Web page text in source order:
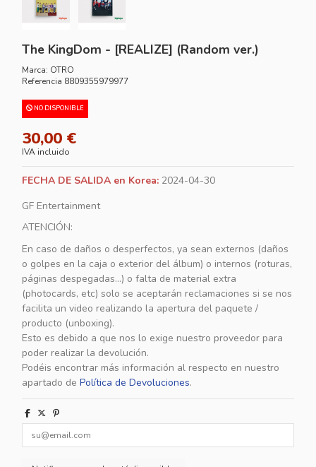
The KingDom - [REALIZE] (Random ver.)
Marca: OTRO
Referencia 8809355979977
NO DISPONIBLE
30,00 €
IVA incluido
FECHA DE SALIDA en Korea: 2024-04-30
GF Entertainment
ATENCIÓN:
En caso de daños o desperfectos, ya sean externos (daños
o golpes en la caja o exterior del álbum) o internos (roturas,
páginas despegadas...) o falta de material extra
(photocards, etc) solo se aceptarán reclamaciones si se nos
facilita un video realizando la apertura del paquete /
producto (unboxing).
Esto es debido a que nos lo exige nuestro proveedor para
poder realizar la devolución.
Podéis encontrar más información al respecto en nuestro
apartado de Política de Devoluciones.